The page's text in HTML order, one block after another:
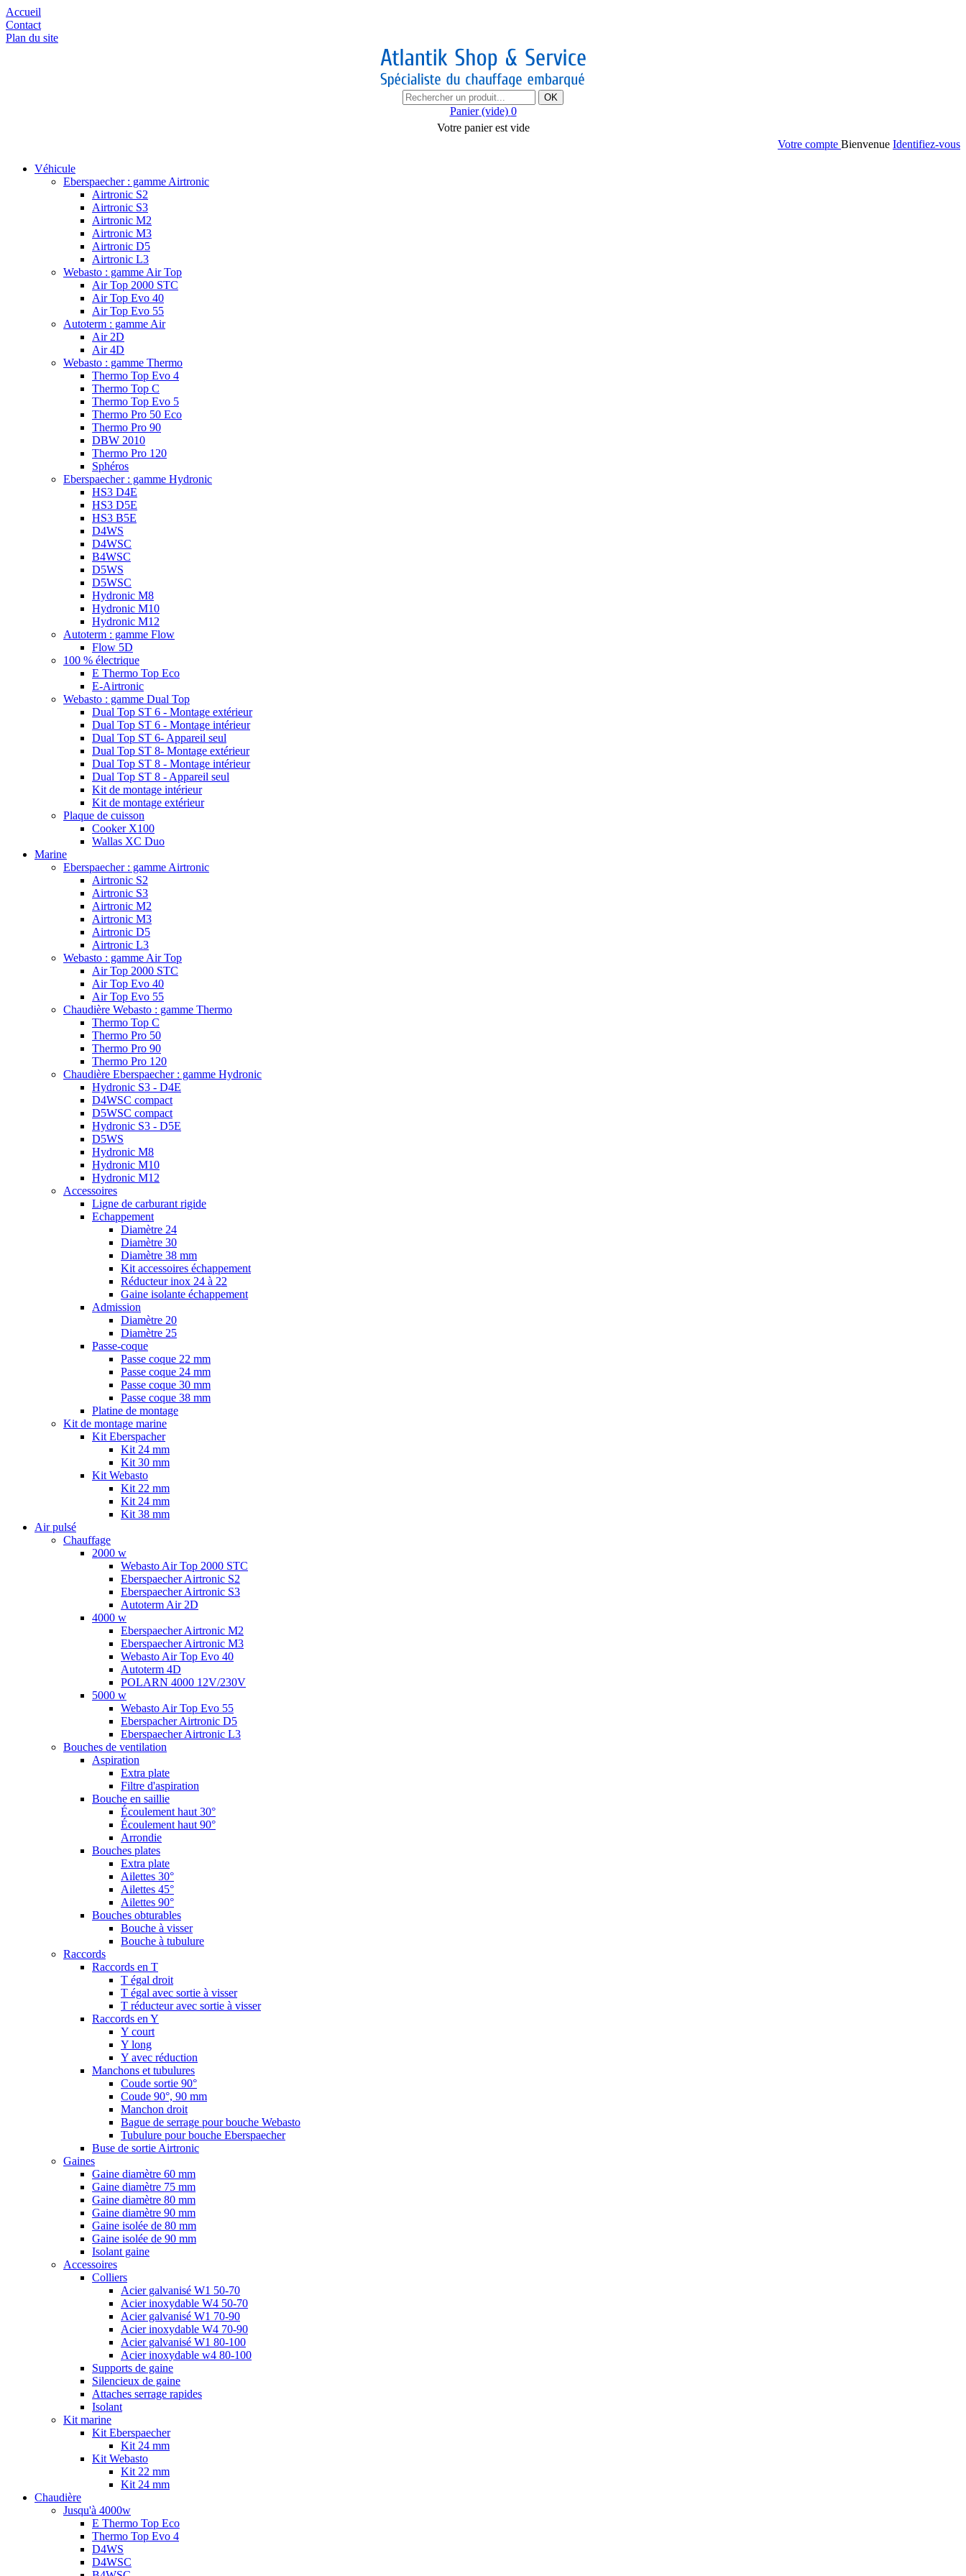
Accueil
Contact
Plan du site
OK
Panier (vide) 0
Votre panier est vide
Votre compte Bienvenue Identifiez-vous
Véhicule
Eberspaecher : gamme Airtronic
Airtronic S2
Airtronic S3
Airtronic M2
Airtronic M3
Airtronic D5
Airtronic L3
Webasto : gamme Air Top
Air Top 2000 STC
Air Top Evo 40
Air Top Evo 55
Autoterm : gamme Air
Air 2D
Air 4D
Webasto : gamme Thermo
Thermo Top Evo 4
Thermo Top C
Thermo Top Evo 5
Thermo Pro 50 Eco
Thermo Pro 90
DBW 2010
Thermo Pro 120
Sphéros
Eberspaecher : gamme Hydronic
HS3 D4E
HS3 D5E
HS3 B5E
D4WS
D4WSC
B4WSC
D5WS
D5WSC
Hydronic M8
Hydronic M10
Hydronic M12
Autoterm : gamme Flow
Flow 5D
100 % électrique
E Thermo Top Eco
E-Airtronic
Webasto : gamme Dual Top
Dual Top ST 6 - Montage extérieur
Dual Top ST 6 - Montage intérieur
Dual Top ST 6- Appareil seul
Dual Top ST 8- Montage extérieur
Dual Top ST 8 - Montage intérieur
Dual Top ST 8 - Appareil seul
Kit de montage intérieur
Kit de montage extérieur
Plaque de cuisson
Cooker X100
Wallas XC Duo
Marine
Eberspaecher : gamme Airtronic
Airtronic S2
Airtronic S3
Airtronic M2
Airtronic M3
Airtronic D5
Airtronic L3
Webasto : gamme Air Top
Air Top 2000 STC
Air Top Evo 40
Air Top Evo 55
Chaudière Webasto : gamme Thermo
Thermo Top C
Thermo Pro 50
Thermo Pro 90
Thermo Pro 120
Chaudière Eberspaecher : gamme Hydronic
Hydronic S3 - D4E
D4WSC compact
D5WSC compact
Hydronic S3 - D5E
D5WS
Hydronic M8
Hydronic M10
Hydronic M12
Accessoires
Ligne de carburant rigide
Echappement
Diamètre 24
Diamètre 30
Diamètre 38 mm
Kit accessoires échappement
Réducteur inox 24 à 22
Gaine isolante échappement
Admission
Diamètre 20
Diamètre 25
Passe-coque
Passe coque 22 mm
Passe coque 24 mm
Passe coque 30 mm
Passe coque 38 mm
Platine de montage
Kit de montage marine
Kit Eberspacher
Kit 24 mm
Kit 30 mm
Kit Webasto
Kit 22 mm
Kit 24 mm
Kit 38 mm
Air pulsé
Chauffage
2000 w
Webasto Air Top 2000 STC
Eberspaecher Airtronic S2
Eberspaecher Airtronic S3
Autoterm Air 2D
4000 w
Eberspaecher Airtronic M2
Eberspaecher Airtronic M3
Webasto Air Top Evo 40
Autoterm 4D
POLARN 4000 12V/230V
5000 w
Webasto Air Top Evo 55
Eberspacher Airtronic D5
Eberspaecher Airtronic L3
Bouches de ventilation
Aspiration
Extra plate
Filtre d'aspiration
Bouche en saillie
Écoulement haut 30°
Écoulement haut 90°
Arrondie
Bouches plates
Extra plate
Ailettes 30°
Ailettes 45°
Ailettes 90°
Bouches obturables
Bouche à visser
Bouche à tubulure
Raccords
Raccords en T
T égal droit
T égal avec sortie à visser
T réducteur avec sortie à visser
Raccords en Y
Y court
Y long
Y avec réduction
Manchons et tubulures
Coude sortie 90°
Coude 90°, 90 mm
Manchon droit
Bague de serrage pour bouche Webasto
Tubulure pour bouche Eberspaecher
Buse de sortie Airtronic
Gaines
Gaine diamètre 60 mm
Gaine diamètre 75 mm
Gaine diamètre 80 mm
Gaine diamètre 90 mm
Gaine isolée de 80 mm
Gaine isolée de 90 mm
Isolant gaine
Accessoires
Colliers
Acier galvanisé W1 50-70
Acier inoxydable W4 50-70
Acier galvanisé W1 70-90
Acier inoxydable W4 70-90
Acier galvanisé W1 80-100
Acier inoxydable w4 80-100
Supports de gaine
Silencieux de gaine
Attaches serrage rapides
Isolant
Kit marine
Kit Eberspaecher
Kit 24 mm
Kit Webasto
Kit 22 mm
Kit 24 mm
Chaudière
Jusqu'à 4000w
E Thermo Top Eco
Thermo Top Evo 4
D4WS
D4WSC